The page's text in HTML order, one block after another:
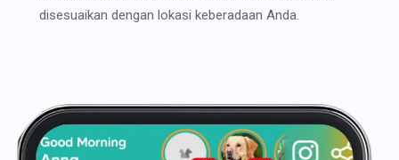
disesuaikan dengan lokasi keberadaan Anda.